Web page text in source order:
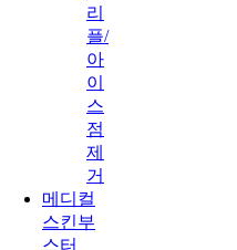
리
플/
아
이
스
점
제
거
메디컬
스킨부
스터